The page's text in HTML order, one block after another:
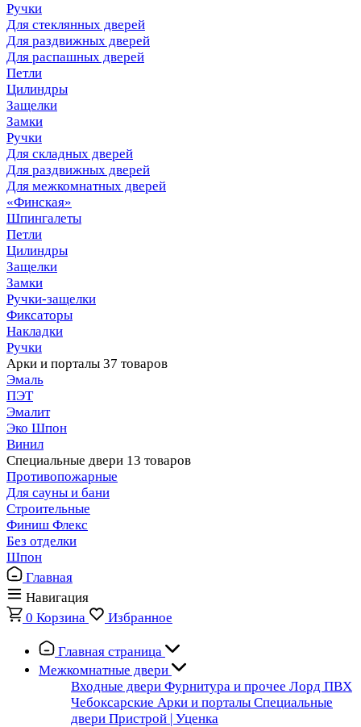
Ручки
Для стеклянных дверей
Для раздвижных дверей
Для распашных дверей
Петли
Цилиндры
Защелки
Замки
Ручки
Для складных дверей
Для раздвижных дверей
Для межкомнатных дверей
«Финская»
Шпингалеты
Петли
Цилиндры
Защелки
Замки
Ручки-защелки
Фиксаторы
Накладки
Ручки
Арки и порталы 37 товаров
Эмаль
ПЭТ
Эмалит
Эко Шпон
Винил
Специальные двери 13 товаров
Противопожарные
Для сауны и бани
Строительные
Финиш Флекс
Без отделки
Шпон
Главная
Навигация
0 Корзина Избранное
Главная страница
Межкомнатные двери
Входные двери Фурнитура и прочее Лорд ПВХ
Чебоксарские Арки и порталы Специальные
двери Пристрой | Уценка